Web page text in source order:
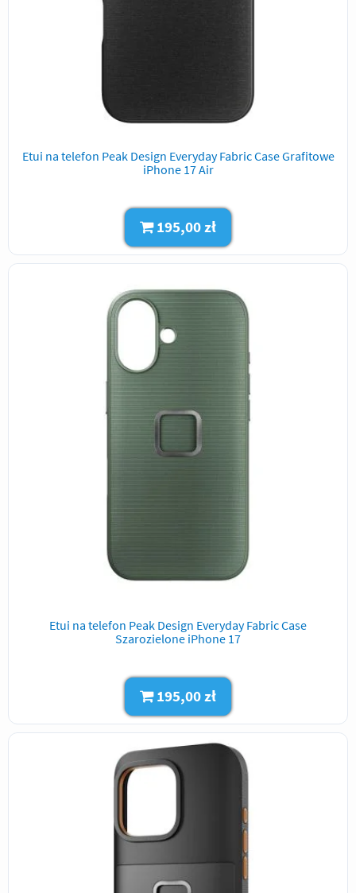
Etui na telefon Peak Design Everyday Fabric Case Grafitowe
iPhone 17 Air
195,00 zł
Etui na telefon Peak Design Everyday Fabric Case
Szarozielone iPhone 17
195,00 zł